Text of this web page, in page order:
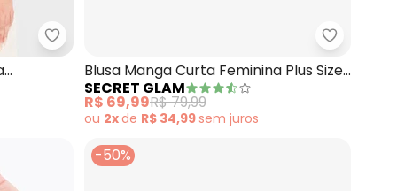
Plus Size (Marrom)
Secret Glam - Blusa Feminina Manga Curta
Secret
Blusa Manga Curta Feminina Plus Size
(Marrom)
SECRET GLAM
R$ 69,99R$ 79,99
ou 2xde R$ 34,99sem juros
-50%